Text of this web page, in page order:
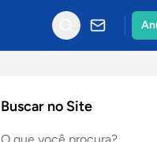
Buscar no Site